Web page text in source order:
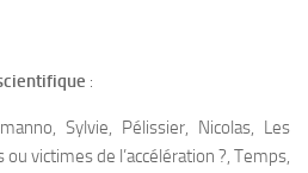
:
Sylvie, Pélissier, Nicolas, Les
victimes de l’accélération ?, Temps,